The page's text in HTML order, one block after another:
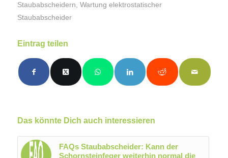
Staubabscheidern Wartung elektrostatischer
Staubabscheider
Eintrag teilen
Das könnte Dich auch interessieren
FAQs Staubabscheider: Kann der
Schornsteinfeger weiterhin normal die